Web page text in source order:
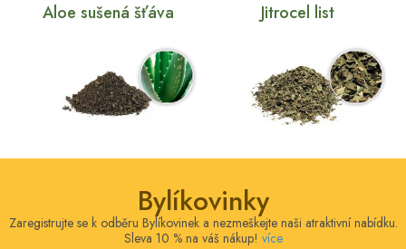
Aloe sušená šťáva Jitrocel list
Bylíkovinky
Zaregistrujte se k odběru Bylíkovinek a nezmeškejte naši atraktivní nabídku.
Sleva 10 % na váš nákup! více